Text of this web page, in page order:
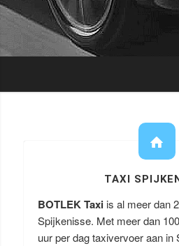
TAXI
BOTLEK Taxi is al meer dan
Spijkenisse. Met meer dan
uur per dag taxivervoer aan in